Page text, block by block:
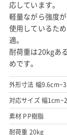
応しています。
軽量ながら強度
使用しているた
適。
耐荷重は20kgあ
めです。
外形寸法 幅
対応サイズ 幅
素材 PP樹脂
耐荷重 20kg